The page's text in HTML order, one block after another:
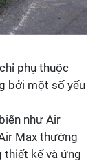
phụ thuộc
bởi một số yếu
như Air
Max thường
kế và ứng